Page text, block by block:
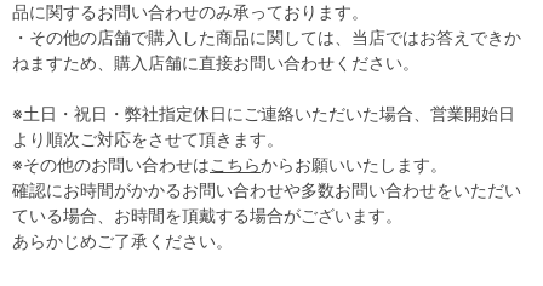
品に関するお問い合わせのみ承っております。
・その他の店舗で購入した商品に関しては、当店ではお答えできか
ねますため、購入店舗に直接お問い合わせください。
※土日・祝日・弊社指定休日にご連絡いただいた場合、営業開始日
より順次ご対応をさせて頂きます。
※その他のお問い合わせはこちらからお願いいたします。
確認にお時間がかかるお問い合わせや多数お問い合わせをいただい
ている場合、お時間を頂戴する場合がございます。
あらかじめご了承ください。